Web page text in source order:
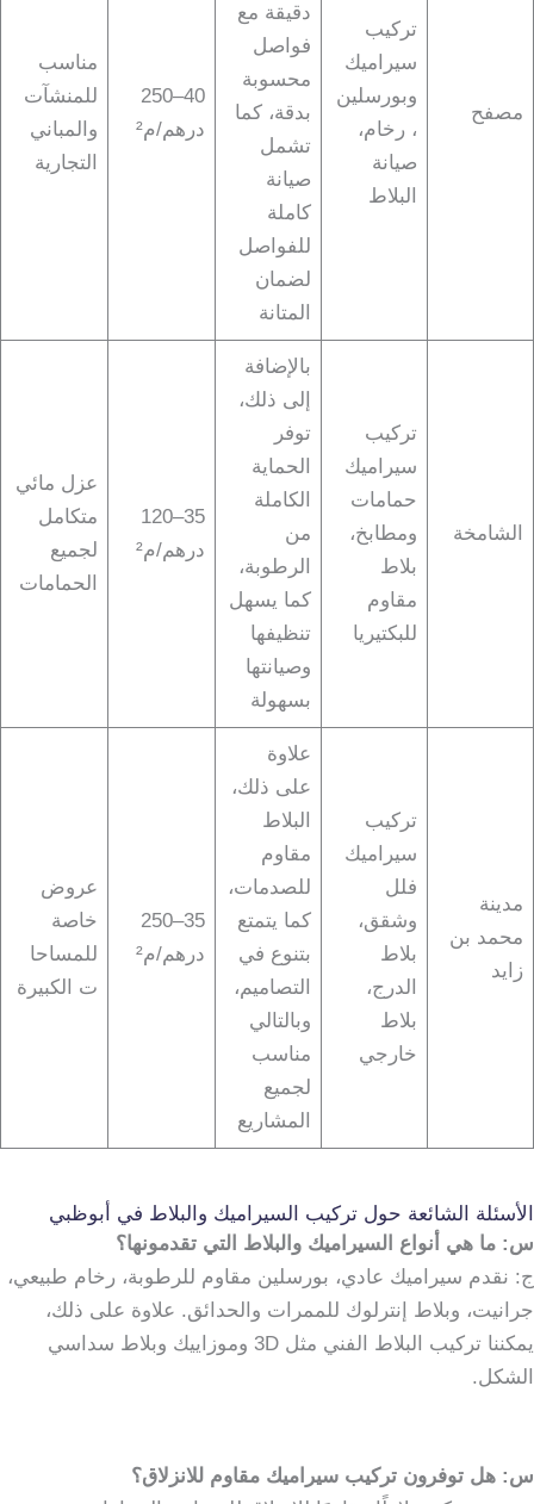
مصفح
تركيب
سيراميك
وبورسلين
، رخام،
صيانة
البلاط
دقيقة مع
فواصل
محسوبة
بدقة، كما
تشمل
صيانة
كاملة
للفواصل
لضمان
المتانة
40–250
درهم/م²
مناسب
للمنشآت
والمباني
التجارية
الشامخة
تركيب
سيراميك
حمامات
ومطابخ،
بلاط
مقاوم
للبكتيريا
بالإضافة
إلى ذلك،
توفر
الحماية
الكاملة
من
الرطوبة،
كما يسهل
تنظيفها
وصيانتها
بسهولة
35–120
درهم/م²
عزل مائي
متكامل
لجميع
الحمامات
مدينة
محمد بن
زايد
تركيب
سيراميك
فلل
وشقق،
بلاط
الدرج،
بلاط
خارجي
علاوة
على ذلك،
البلاط
مقاوم
للصدمات،
كما يتمتع
بتنوع في
التصاميم،
وبالتالي
مناسب
لجميع
المشاريع
35–250
درهم/م²
عروض
خاصة
للمساحا
ت الكبيرة
الأسئلة الشائعة حول تركيب السيراميك والبلاط في أبوظبي
س: ما هي أنواع السيراميك والبلاط التي تقدمونها؟
ج: نقدم سيراميك عادي، بورسلين مقاوم للرطوبة، رخام طبيعي،
جرانيت، وبلاط إنترلوك للممرات والحدائق. علاوة على ذلك،
يمكننا تركيب البلاط الفني مثل 3D وموزاييك وبلاط سداسي
الشكل.
س: هل توفرون تركيب سيراميك مقاوم للانزلاق؟